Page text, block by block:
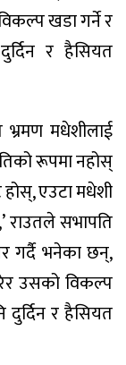
खडा गर्ने र
र हैसियत
भ्रमण मधेशीलाई
रूपमा नहोस्
एउटा मधेशी
राउतले सभापति
गर्दै भनेका छन्,
उसको विकल्प
र हैसियत